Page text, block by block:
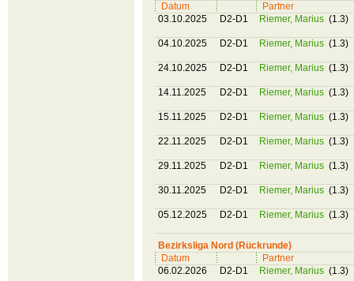
Datum
Partner
03.10.2025
D2-D1 Riemer, Marius (1.3)
04.10.2025 D2-D1 Riemer, Marius (1.3)
24.10.2025 D2-D1 Riemer, Marius (1.3)
14.11.2025 D2-D1 Riemer, Marius (1.3)
15.11.2025 D2-D1 Riemer, Marius (1.3)
22.11.2025 D2-D1 Riemer, Marius (1.3)
29.11.2025 D2-D1 Riemer, Marius (1.3)
30.11.2025 D2-D1 Riemer, Marius (1.3)
05.12.2025 D2-D1 Riemer, Marius (1.3)
Bezirksliga Nord (Rückrunde)
Datum
Partner
06.02.2026
D2-D1 Riemer, Marius (1.3)